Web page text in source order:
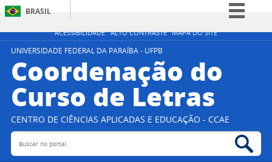
ACESSIBILIDADE ALTO CONTRASTE MAPA DO SITE
BRASIL
Simplifique!
Participe
Acesso à informação
Legislação
Canais
UNIVERSIDADE FEDERAL DA PARAÍBA - UFPB
Coordenação do
Curso de Letras
CENTRO DE CIÊNCIAS APLICADAS E EDUCAÇÃO - CCAE
Buscar no portal